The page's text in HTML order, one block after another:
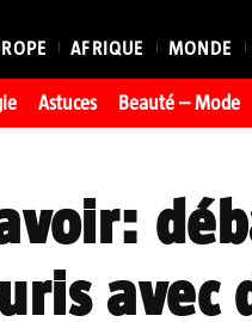
AFRIQUE MONDE
Astuces Beauté – Mode
avec